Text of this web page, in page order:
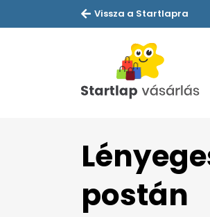
Vissza a Startlapra
postán